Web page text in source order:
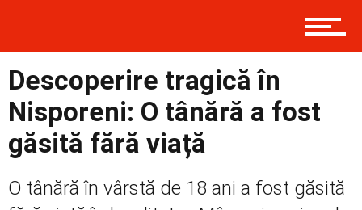
Descoperire tragică în
Nisporeni: O tânără a fost
găsită fără viață
O tânără în vârstă de 18 ani a fost găsită